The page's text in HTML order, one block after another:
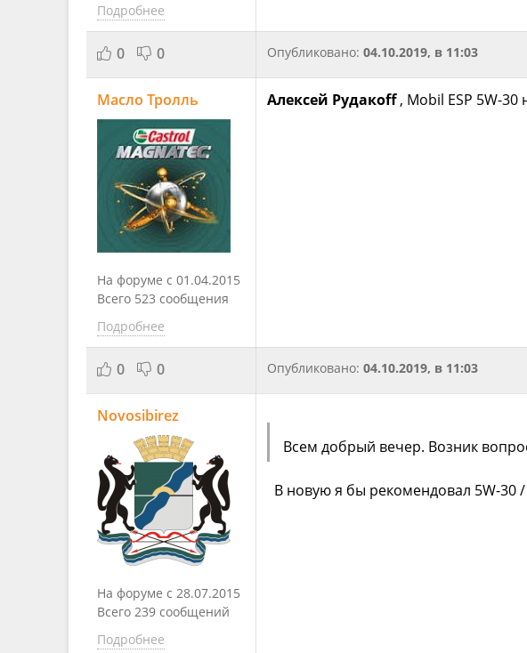
Подробнее
0 0 Опубликовано: 04.10.2019, в 11:03
Масло Тролль
На форуме с 01.04.2015
Всего 523 сообщения
Подробнее
Алексей Рудакоff, Mobil ESP 5W-30
0 0 Опубликовано: 04.10.2019, в 11:03
Novosibirez
На форуме с 28.07.2015
Всего 239 сообщений
Подробнее
Всем добрый вечер. Возник
В новую я бы рекомендовал 5W-30